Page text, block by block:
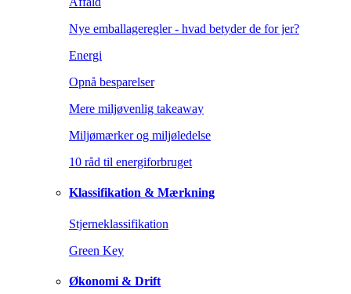
Nye emballageregler - hvad betyder de for jer?
Energi
Opnå besparelser
Mere miljøvenlig takeaway
Miljømærker og miljøledelse
10 råd til energiforbruget
Klassifikation & Mærkning
Stjerneklassifikation
Green Key
Økonomi & Drift